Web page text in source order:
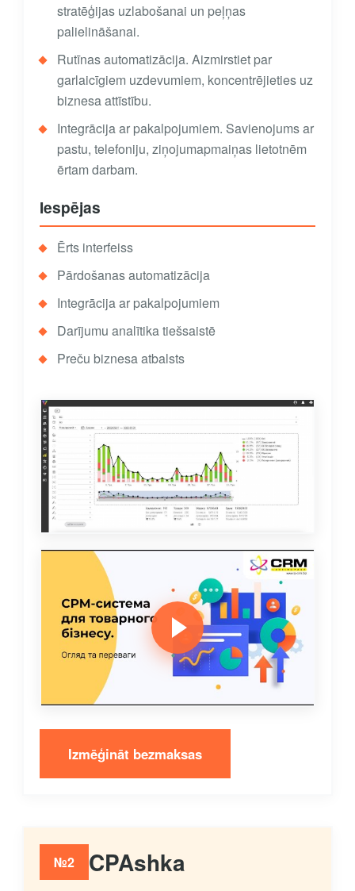
stratēģijas uzlabošanai un peļņas
palielināšanai.
Rutīnas automatizācija. Aizmirstiet par
garlaicīgiem uzdevumiem, koncentrējieties uz
biznesa attīstību.
Integrācija ar pakalpojumiem. Savienojums ar
pastu, telefoniju, ziņojumapmaiņas lietotnēm
ērtam darbam.
Iespējas
Ērts interfeiss
Pārdošanas automatizācija
Integrācija ar pakalpojumiem
Darījumu analītika tiešsaistē
Preču biznesa atbalsts
Izmēģināt bezmaksas
№2 CPAshka